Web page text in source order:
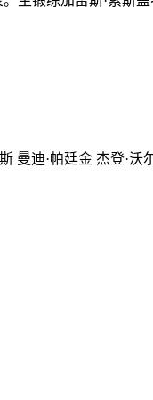
曼迪·帕廷金 杰登·